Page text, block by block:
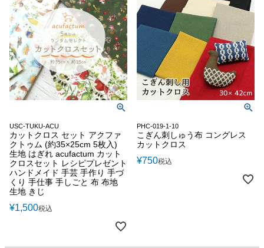
USC-TUKU-ACU
カットクロス セット アクファ
クトゥム (約35×25cm 5枚入)
生地 はぎれ acufactum カット
クロスセット レシピプレゼント
ハンドメイド 手芸 手作り 手づ
くり 手仕事 手しごと 布 布地
生地 きじ
¥1,500税込
PHC-019-1-10
こぎん刺しゅう布 コングレス
カットクロス
¥750税込